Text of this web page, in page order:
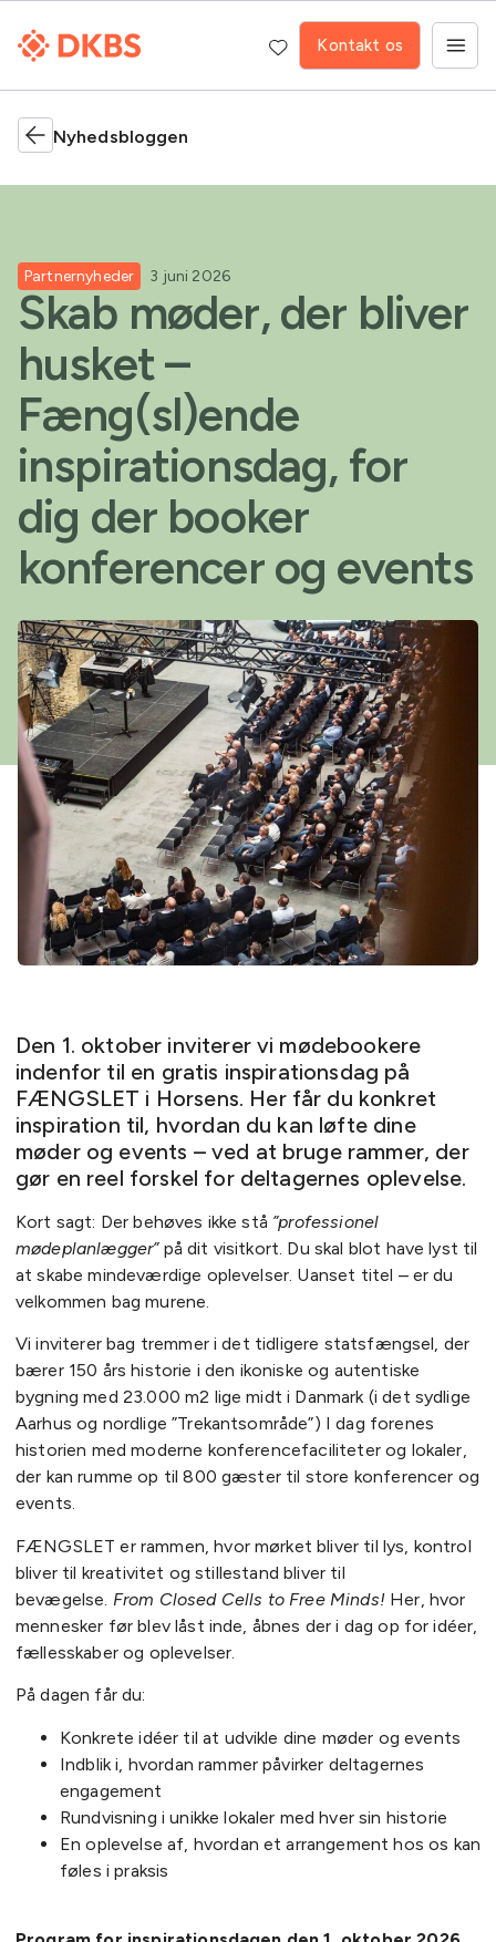
Kontakt os
Nyhedsbloggen
Partnernyheder 3 juni 2026
Skab møder, der bliver
husket –
Fæng(sl)ende
inspirationsdag, for
dig der booker
konferencer og events
Den 1. oktober inviterer vi mødebookere
indenfor til en gratis inspirationsdag på
FÆNGSLET i Horsens. Her får du konkret
inspiration til, hvordan du kan løfte dine
møder og events – ved at bruge rammer, der
gør en reel forskel for deltagernes oplevelse.
Kort sagt: Der behøves ikke stå ”professionel
mødeplanlægger”på dit visitkort. Du skal blot have lyst til
at skabe mindeværdige oplevelser. Uanset titel – er du
velkommen bag murene.
Vi inviterer bag tremmer i det tidligere statsfængsel, der
bærer 150 års historie i den ikoniske og autentiske
bygning med 23.000 m2 lige midt i Danmark (i det sydlige
Aarhus og nordlige ”Trekantsområde”) I dag forenes
historien med moderne konferencefaciliteter og lokaler,
der kan rumme op til 800 gæster til store konferencer og
events.
FÆNGSLET er rammen, hvor mørket bliver til lys, kontrol
bliver til kreativitet og stillestand bliver til
bevægelse. From Closed Cells to Free Minds!Her, hvor
mennesker før blev låst inde, åbnes der i dag op for idéer,
fællesskaber og oplevelser.
På dagen får du:
Konkrete idéer til at udvikle dine møder og events
Indblik i, hvordan rammer påvirker deltagernes
engagement
Rundvisning i unikke lokaler med hver sin historie
En oplevelse af, hvordan et arrangement hos os kan
føles i praksis